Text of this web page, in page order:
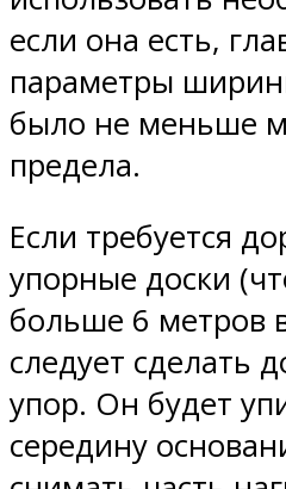
если она есть,
параметры
было не меньше
предела.
Если требуется
упорные доски
больше 6 метров
следует сделать
упор. Он будет
середину